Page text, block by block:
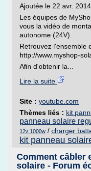
Ajoutée le 22 avr. 2014
Les équipes de
vous la vidéo de
autonome (24V).
Retrouvez l'ensemble
http://www.myshop-
Afin d'obtenir la...
Lire la suite
Site : youtube.com
Thèmes liés : kit
panneau solaire
12v 1000w / charger
kit panneau
Comment câbler
solaire - Forum